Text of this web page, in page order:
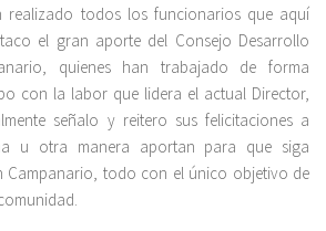
realizado todos los funcionarios que aquí
el gran aporte del Consejo Desarrollo
quienes han trabajado de forma
con la labor que lidera el actual Director,
señalo y reitero sus felicitaciones a
u otra manera aportan para que siga
Campanario, todo con el único objetivo de